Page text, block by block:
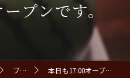
プンです。
ブログ 本日も17:00オープンです。